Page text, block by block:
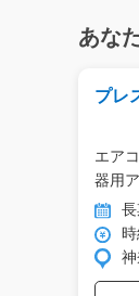
あな
プレ
エア
器用
械… 長